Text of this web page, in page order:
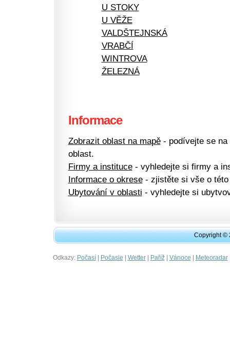
U STOKY
U VĚŽE
VALDŠTEJNSKÁ
VRABČÍ
WINTROVA
ŽELEZNÁ
Informace
Zobrazit oblast na mapě- podívejte se na
oblast.
Firmy a instituce- vyhledejte si firmy a
Informace o okrese- zjistěte si vše o této
Ubytování v oblasti - vyhledejte si
Copyright ©
Odkazy: Počasí| Počasie | Wetter| Paříž| Vánoce | Meteoradar